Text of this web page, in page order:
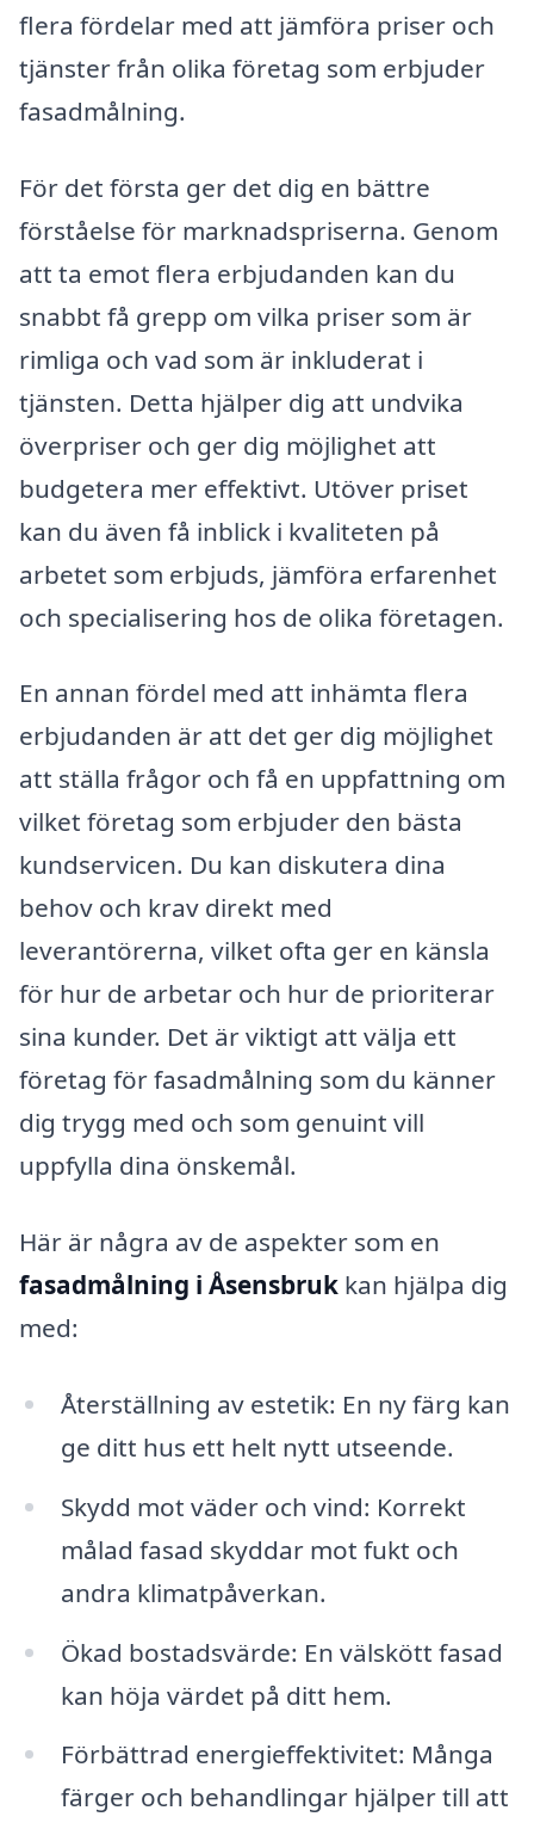
flera fördelar med att jämföra priser och
tjänster från olika företag som erbjuder
fasadmålning.
För det första ger det dig en bättre
förståelse för marknadspriserna. Genom
att ta emot flera erbjudanden kan du
snabbt få grepp om vilka priser som är
rimliga och vad som är inkluderat i
tjänsten. Detta hjälper dig att undvika
överpriser och ger dig möjlighet att
budgetera mer effektivt. Utöver priset
kan du även få inblick i kvaliteten på
arbetet som erbjuds, jämföra erfarenhet
och specialisering hos de olika företagen.
En annan fördel med att inhämta flera
erbjudanden är att det ger dig möjlighet
att ställa frågor och få en uppfattning om
vilket företag som erbjuder den bästa
kundservicen. Du kan diskutera dina
behov och krav direkt med
leverantörerna, vilket ofta ger en känsla
för hur de arbetar och hur de prioriterar
sina kunder. Det är viktigt att välja ett
företag för fasadmålning som du känner
dig trygg med och som genuint vill
uppfylla dina önskemål.
Här är några av de aspekter som en
fasadmålning i Åsensbruk kan hjälpa dig
med:
Återställning av estetik: En ny färg kan
ge ditt hus ett helt nytt utseende.
Skydd mot väder och vind: Korrekt
målad fasad skyddar mot fukt och
andra klimatpåverkan.
Ökad bostadsvärde: En välskött fasad
kan höja värdet på ditt hem.
Förbättrad energieffektivitet: Många
färger och behandlingar hjälper till att